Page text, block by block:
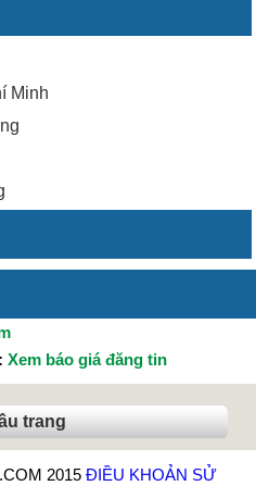
Minh
Xem báo giá đăng tin
trang
2015 ĐIỀU KHOẢN SỬ